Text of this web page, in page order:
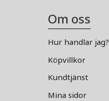
Om oss
Hur handlar jag?
Köpvillkor
Kundtjänst
Mina sidor